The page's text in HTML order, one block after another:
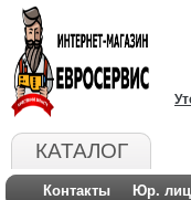
КАТАЛОГ
Контакты Юр.